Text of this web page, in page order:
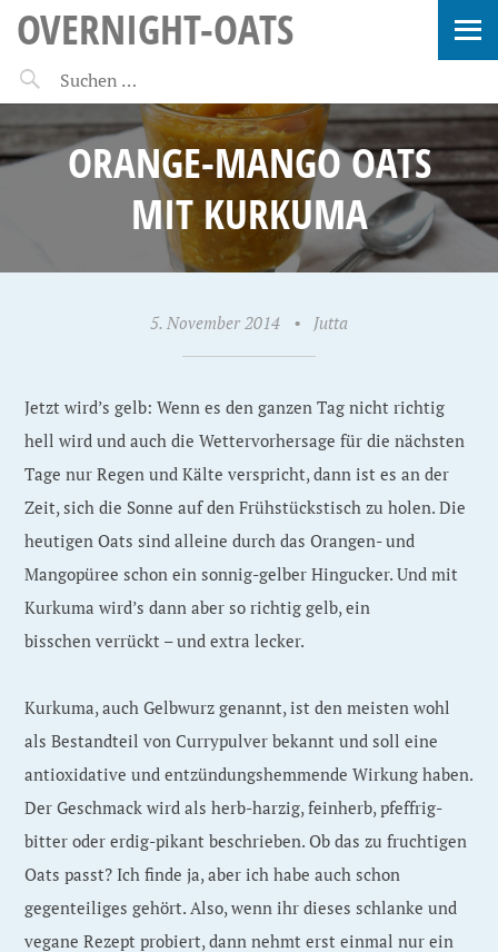
OVERNIGHT-OATS
ORANGE-MANGO OATS
MIT KURKUMA
5. November 2014 • Jutta
Jetzt wird’s gelb: Wenn es den ganzen Tag nicht richtig
hell wird und auch die Wettervorhersage für die nächsten
Tage nur Regen und Kälte verspricht, dann ist es an der
Zeit, sich die Sonne auf den Frühstückstisch zu holen. Die
heutigen Oats sind alleine durch das Orangen- und
Mangopüree schon ein sonnig-gelber Hingucker. Und mit
Kurkuma wird’s dann aber so richtig gelb, ein
bisschen verrückt – und extra lecker.
Kurkuma, auch Gelbwurz genannt, ist den meisten wohl
als Bestandteil von Currypulver bekannt und soll eine
antioxidative und entzündungshemmende Wirkung haben.
Der Geschmack wird als herb-harzig, feinherb, pfeffrig-
bitter oder erdig-pikant beschrieben. Ob das zu fruchtigen
Oats passt? Ich finde ja, aber ich habe auch schon
gegenteiliges gehört. Also, wenn ihr dieses schlanke und
vegane Rezept probiert, dann nehmt erst einmal nur ein